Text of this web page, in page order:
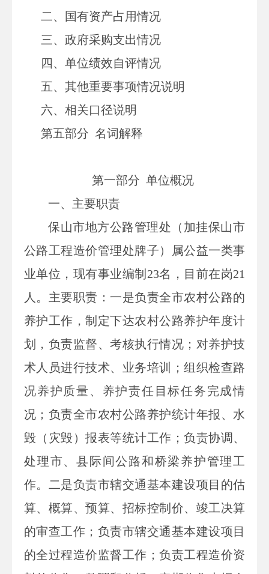
二、
国有资产占用情况
三、 政府采购支出情况
四、 单位绩效自评情况
五、 其他重要事项情况说明
六、相关口径说明
第五部分 名词解释
第一部分 单位概况
一、主要职责
保山市地方公路管理处（加挂保山市
公路工程造价管理处牌子）属公益一类事
业单位，现有事业编制23名，目前在岗21
人。主要职责：一是负责全市农村公路的
养护工作，制定下达农村公路养护年度计
划，负责监督、考核执行情况；对养护技
术人员进行技术、业务培训；组织检查路
况养护质量、养护责任目标任务完成情
况；负责全市农村公路养护统计年报、水
毁（灾毁）报表等统计工作；负责协调、
处理市、县际间公路和桥梁养护管理工
作。二是负责市辖交通基本建设项目的估
算、概算、预算、招标控制价、竣工决算
的审查工作；负责市辖交通基本建设项目
的全过程造价监督工作；负责工程造价资